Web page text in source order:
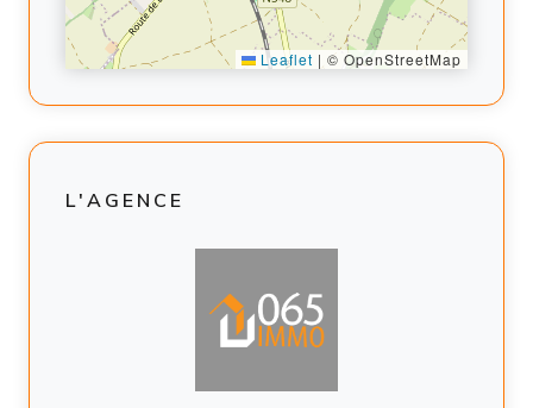
Leaflet | © OpenStreetMap
L'AGENCE